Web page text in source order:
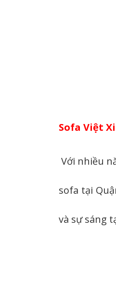
Sofa Việt
Với nhiều
sofa tại
và sự sáng